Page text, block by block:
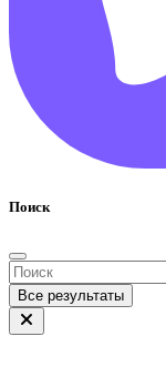
Поиск
Все результаты